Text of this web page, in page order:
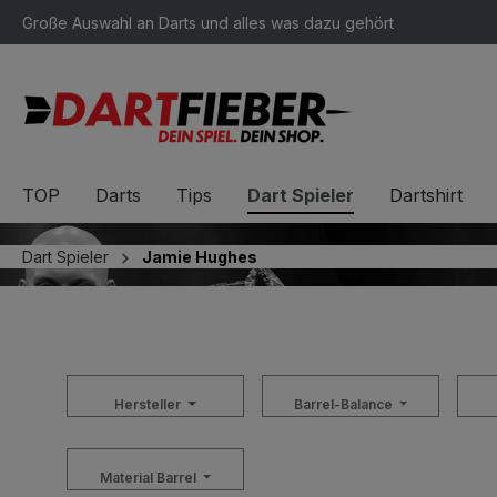
Zur Hauptnavigation springen
Große Auswahl an Darts und alles was dazu gehört
TOP Darts Tips Dart Spieler Dartshirt
Dart Spieler Jamie Hughes
Hersteller Barrel-Balance
Material Barrel